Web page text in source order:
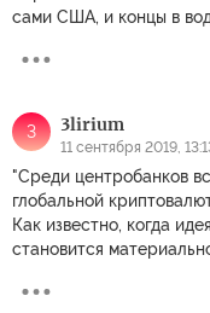
сами США, и концы в
3 3lirium
11 сентября 2019,
"Среди центробанков
глобальной
Как известно, когда
становится